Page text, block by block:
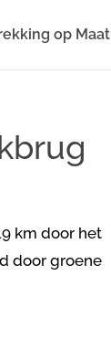
op Maat
km door het
door groene